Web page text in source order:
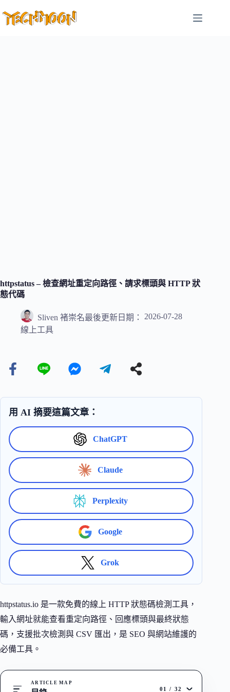
至
httpstatus – 檢查網址重定向路徑、請求標頭與 HTTP 狀
態代碼
Sliven 褚崇名最後更新日期：
2026-07-28
線上工具
用 AI 摘要這篇文章：
ChatGPT
Claude
Perplexity
Google
Grok
httpstatus.io 是一款免費的線上 HTTP 狀態碼檢測工具，
輸入網址就能查看重定向路徑、回應標頭與最終狀態
碼，支援批次檢測與 CSV 匯出，是 SEO 與網站維護的
必備工具。
ARTICLE MAP
01 / 32